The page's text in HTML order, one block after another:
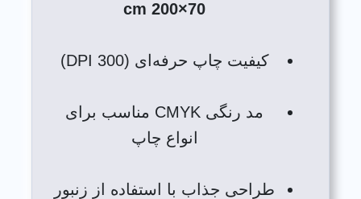
70×200 cm
کیفیت چاپ حرفه‌ای (300 DPI)
مد رنگی CMYK مناسب برای
انواع چاپ
طراحی جذاب با استفاده از زنبور